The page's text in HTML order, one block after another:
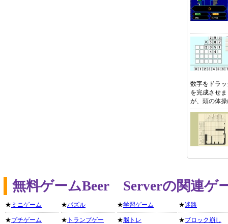
数字をドラ
を完成させ
が、頭の体
無料ゲームBeer Serverの関連ゲ
★ ミニゲーム
★プチゲーム
★パズル
★ トランプゲー
★学習ゲーム
★脳トレ
★迷路
★ブロック崩し